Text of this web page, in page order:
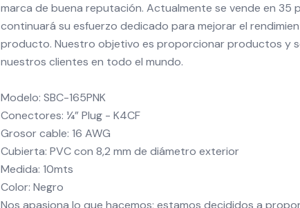
marca de buena reputación. Actualmente se vende en 35
continuará su esfuerzo dedicado para mejorar el
producto. Nuestro objetivo es proporcionar productos y
nuestros clientes en todo el mundo.
Modelo: SBC-165PNK
Conectores: ¼” Plug - K4CF
Grosor cable: 16 AWG
Cubierta: PVC con 8,2 mm de diámetro exterior
Medida: 10mts
Color: Negro
Nos apasiona lo que hacemos; estamos decididos a